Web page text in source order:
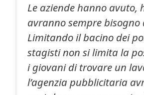
Le aziende hanno avuto,
avranno sempre bisogno
Limitando il bacino dei
stagisti non si limita la
i giovani di trovare un
l’agenzia pubblicitaria